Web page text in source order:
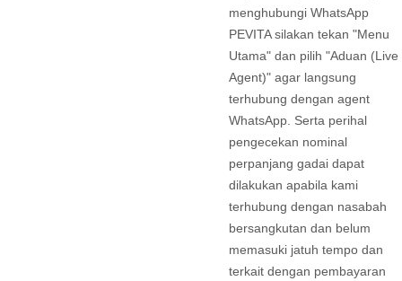
menghubungi WhatsApp
PEVITA silakan tekan "Menu
Utama" dan pilih "Aduan (Live
Agent)" agar langsung
terhubung dengan agent
WhatsApp. Serta perihal
pengecekan nominal
perpanjang gadai dapat
dilakukan apabila kami
terhubung dengan nasabah
bersangkutan dan belum
memasuki jatuh tempo dan
terkait dengan pembayaran